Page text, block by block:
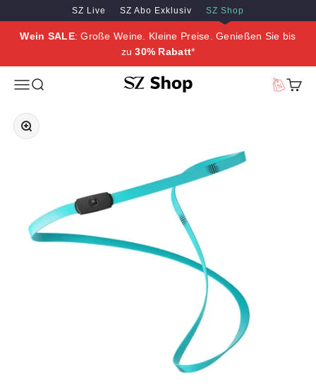
Zum Inhalt springen
Zum Hauptinhalt springen
SZ Live SZ Abo Exklusiv SZ Shop
Wein SALE: Große Weine. Kleine Preise. Genießen Sie bis
zu30% Rabatt*
MenüSuche SZ Erleben
Bild vergrößern